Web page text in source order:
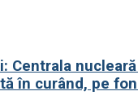
Centrala
în curând, pe